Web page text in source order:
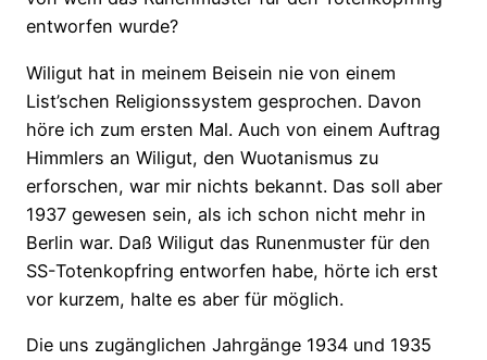
entworfen wurde?
Wiligut hat in meinem Beisein nie von einem
List’schen Religionssystem gesprochen. Davon
höre ich zum ersten Mal. Auch von einem Auftrag
Himmlers an Wiligut, den Wuotanismus zu
erforschen, war mir nichts bekannt. Das soll aber
1937 gewesen sein, als ich schon nicht mehr in
Berlin war. Daß Wiligut das Runenmuster für den
SS-Totenkopfring entworfen habe, hörte ich erst
vor kurzem, halte es aber für möglich.
Die uns zugänglichen Jahrgänge 1934 und 1935